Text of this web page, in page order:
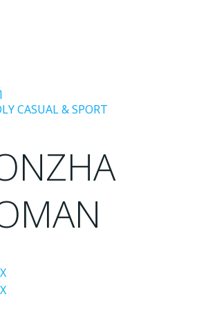
το
πολλαπλές
παραλλαγές.
επιλογές
μπορούν
στη
σελίδα
CASUAL & SPORT